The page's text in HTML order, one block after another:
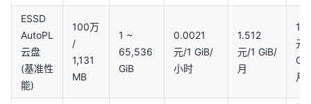
ESSD
AutoPL
云盘
(基准性
能)
100万
/
1,131
MB
1 ~
65,536
GiB
0.0021
元/1 GiB/
小时
1.512
元/1 GiB/
月
1
元/
月